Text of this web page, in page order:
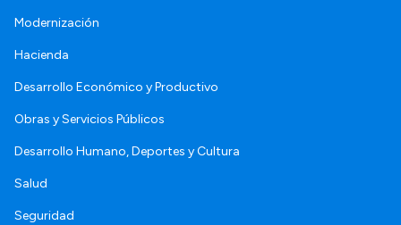
Modernización
Hacienda
Desarrollo Económico y Productivo
Obras y Servicios Públicos
Desarrollo Humano, Deportes y Cultura
Salud
Seguridad